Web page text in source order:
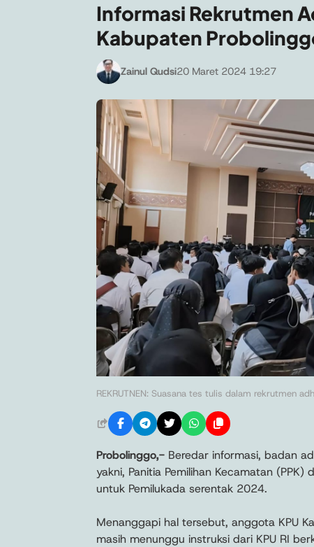
Informasi Rekrutmen
Kabupaten
Zainul Qudsi20 Maret 2024 19:27
REKRUTNEN: Suasana tes tulis dalam rekrutmen
Probolinggo,- Beredar informasi, badan
yakni, Panitia Pemilihan Kecamatan
untuk Pemilukada serentak 2024.
Menanggapi hal tersebut, anggota KPU
masih menunggu instruksi dari KPU RI